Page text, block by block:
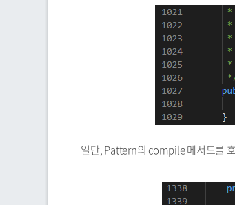
일단, Pattern의 compile 메서드를